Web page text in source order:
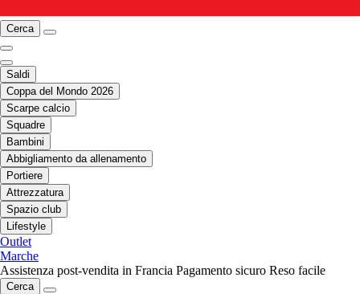
Cerca
Saldi
Coppa del Mondo 2026
Scarpe calcio
Squadre
Bambini
Abbigliamento da allenamento
Portiere
Attrezzatura
Spazio club
Lifestyle
Outlet
Marche
Assistenza post-vendita in Francia Pagamento sicuro Reso facile
Cerca